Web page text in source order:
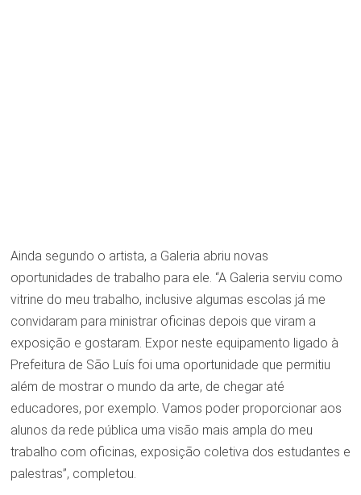
Ainda segundo o artista, a Galeria abriu novas
oportunidades de trabalho para ele. “A Galeria serviu como
vitrine do meu trabalho, inclusive algumas escolas já me
convidaram para ministrar oficinas depois que viram a
exposição e gostaram. Expor neste equipamento ligado à
Prefeitura de São Luís foi uma oportunidade que permitiu
além de mostrar o mundo da arte, de chegar até
educadores, por exemplo. Vamos poder proporcionar aos
alunos da rede pública uma visão mais ampla do meu
trabalho com oficinas, exposição coletiva dos estudantes e
palestras”, completou.